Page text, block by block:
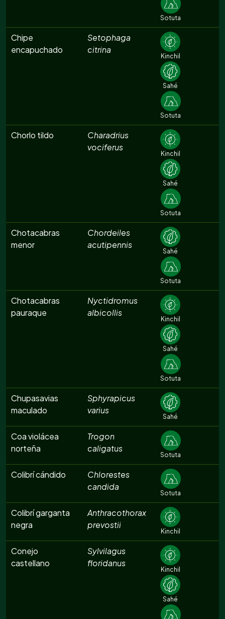
Sotuta
Chipe
encapuchado
Setophaga
citrina
Kinchil
Sahé
Sotuta
Chorlo tildo
Charadrius
vociferus
Kinchil
Sahé
Sotuta
Chotacabras
menor
Chordeiles
acutipennis
Sahé
Sotuta
Chotacabras
pauraque
Nyctidromus
albicollis
Kinchil
Sahé
Sotuta
Chupasavias
maculado
Sphyrapicus
varius
Sahé
Coa violácea
norteña
Trogon
caligatus
Sotuta
Colibrí cándido
Chlorestes
candida
Sotuta
Colibrí garganta
negra
Anthracothorax
prevostii
Kinchil
Conejo
castellano
Sylvilagus
floridanus
Kinchil
Sahé